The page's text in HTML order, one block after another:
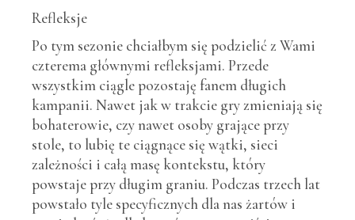
Refleksje
Po tym sezonie chciałbym się podzielić z Wami
czterema głównymi refleksjami. Przede
wszystkim ciągle pozostaję fanem długich
kampanii. Nawet jak w trakcie gry zmieniają się
bohaterowie, czy nawet osoby grające przy
stole, to lubię te ciągnące się wątki, sieci
zależności i całą masę kontekstu, który
powstaje przy długim graniu. Podczas trzech lat
powstało tyle specyficznych dla nas żartów i